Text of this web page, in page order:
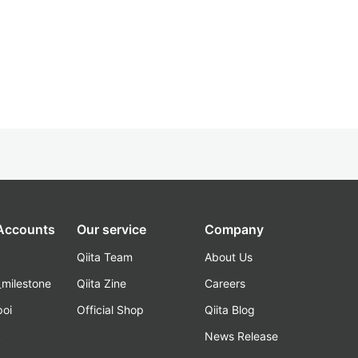
Our service
Qiita Team
Qiita Zine
Official Shop
Company
About Us
Careers
Qiita Blog
News Release